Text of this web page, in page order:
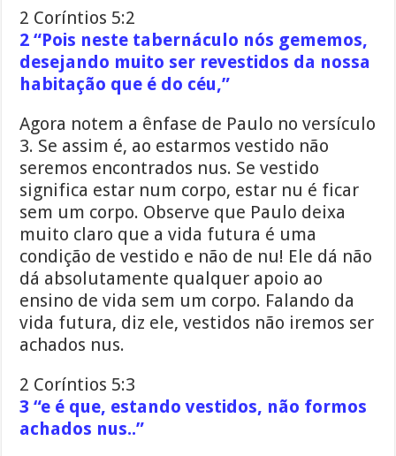
2 Coríntios 5:2
2 “Pois neste tabernáculo nós gememos,
desejando muito ser revestidos da nossa
habitação que é do céu,”
Agora notem a ênfase de Paulo no versículo
3. Se assim é, ao estarmos vestido não
seremos encontrados nus. Se vestido
significa estar num corpo, estar nu é ficar
sem um corpo. Observe que Paulo deixa
muito claro que a vida futura é uma
condição de vestido e não de nu! Ele dá não
dá absolutamente qualquer apoio ao
ensino de vida sem um corpo. Falando da
vida futura, diz ele, vestidos não iremos ser
achados nus.
2 Coríntios 5:3
3 “e é que, estando vestidos, não formos
achados nus..”